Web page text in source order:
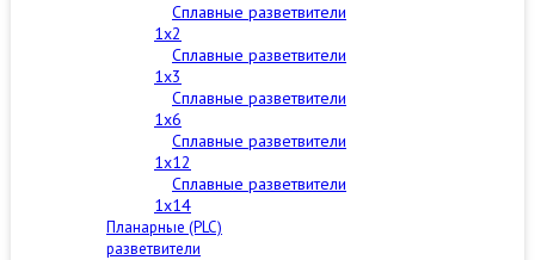
Сплавные разветвители
1x2
Сплавные разветвители
1x3
Сплавные разветвители
1x6
Сплавные разветвители
1x12
Сплавные разветвители
1x14
Планарные (PLC)
разветвители